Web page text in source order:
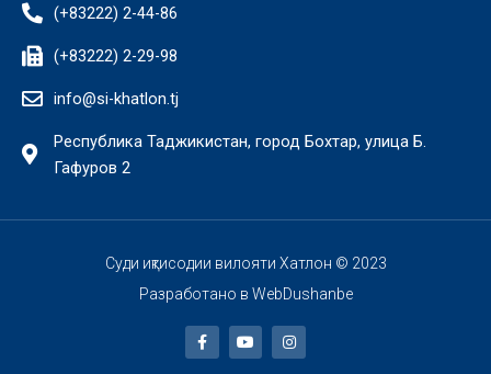
(+83222) 2-44-86
(+83222) 2-29-98
info@si-khatlon.tj
Республика Таджикистан, город Бохтар, улица Б.
Гафуров 2
Суди иқтисодии вилояти Хатлон © 2023
Разработано в WebDushanbe
F
a
c
Y
o
u
I
n
s